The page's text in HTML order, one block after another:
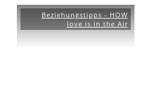
Beziehungstipps - HOW
love is in the Air